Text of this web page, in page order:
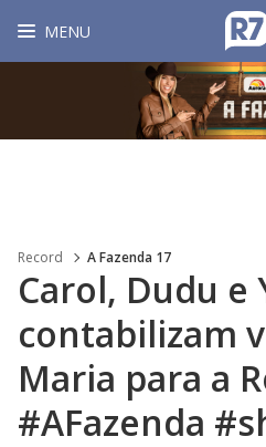
MENU
Record A Fazenda 17
Carol, Dudu e
contabilizam
Maria para a
#AFazenda